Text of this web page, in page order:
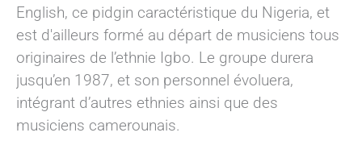
English, ce pidgin caractéristique du Nigeria, et
est d'ailleurs formé au départ de musiciens tous
originaires de l’ethnie Igbo. Le groupe durera
jusqu’en 1987, et son personnel évoluera,
intégrant d’autres ethnies ainsi que des
musiciens camerounais.